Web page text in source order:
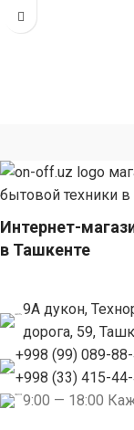
Интернет-
в Ташкенте
9А дукон,
дорога, 59,
+998 (99) 089-
+998 (33) 415-
9:00 — 18:00